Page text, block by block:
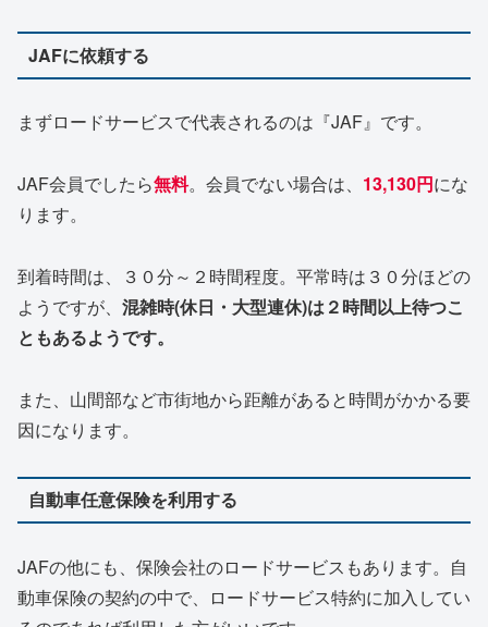
JAFに依頼する
まずロードサービスで代表されるのは『JAF』です。
JAF会員でしたら無料。会員でない場合は、 13,130円にな
ります。
到着時間は、３０分～２時間程度。平常時は３０分ほどの
ようですが、 混雑時(休日・大型連休)は２時間以上待つこ
ともあるようです。
また、山間部など市街地から距離があると時間がかかる要
因になります。
自動車任意保険を利用する
JAFの他にも、保険会社のロードサービスもあります。自
動車保険の契約の中で、ロードサービス特約に加入してい